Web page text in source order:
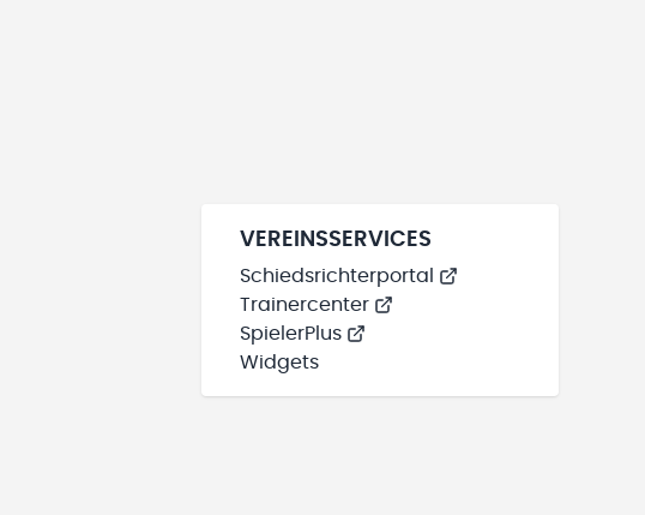
VEREINSSERVICES
Schiedsrichterportal
Trainercenter
SpielerPlus
Widgets